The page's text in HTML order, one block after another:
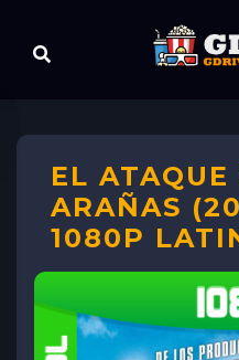
EL ATAQUE
ARAÑAS
1080P